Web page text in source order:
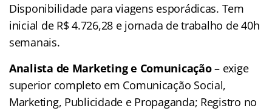
Disponibilidade para viagens esporádicas. Tem
inicial de R$ 4.726,28 e jornada de trabalho de 40h
semanais.
Analista de Marketing e Comunicação– exige
superior completo em Comunicação Social,
Marketing, Publicidade e Propaganda; Registro no